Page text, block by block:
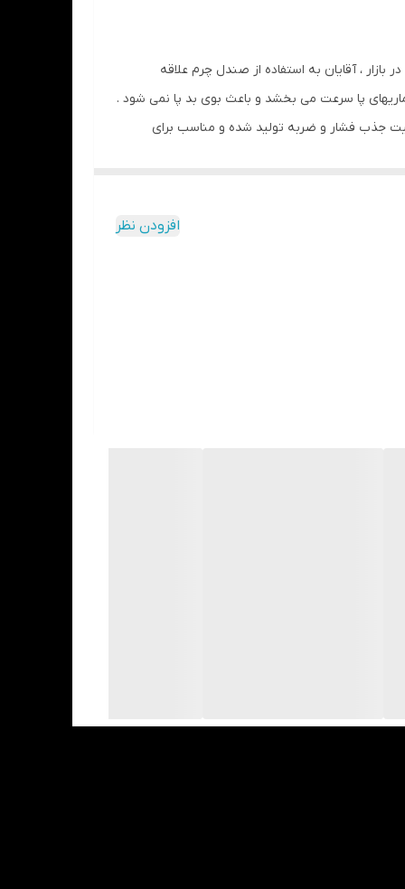
، آقایان به استفاده از صندل چرم علاقه
پا سرعت می بخشد و باعث بوی بد پا نمی شود .
با خاصیت جذب فشار و ضربه تولید شده و مناسب برای
افزودن نظر